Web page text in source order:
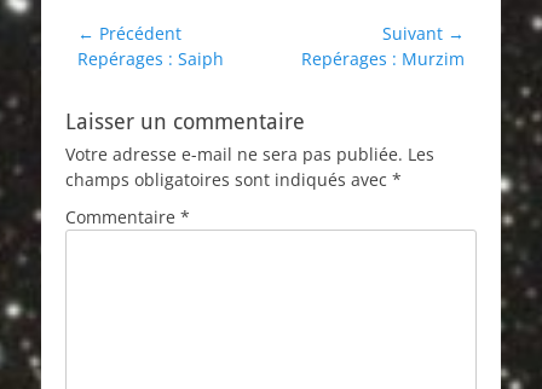
Navigation
de
← Précédent
Article
Repérages : Saiph
Suivant →
ArticleRepérages : Murzim
Laisser un commentaire
Votre adresse e-mail ne sera pas publiée. Les
champs obligatoires sont indiqués avec *
Commentaire *